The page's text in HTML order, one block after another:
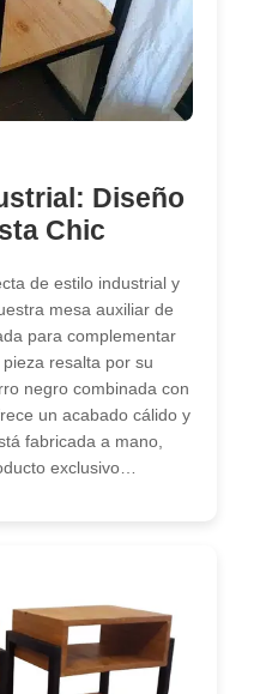
Diseño
Chic
de estilo industrial y
mesa auxiliar de
para complementar
resalta por su
negro combinada con
un acabado cálido y
fabricada a mano,
exclusivo…